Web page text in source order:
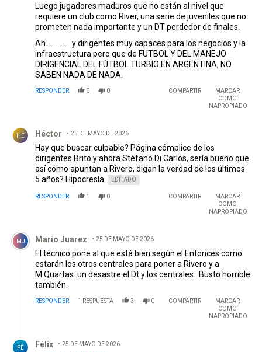
Luego jugadores maduros que no están al nivel que
requiere un club como River, una serie de juveniles que no
prometen nada importante y un DT perdedor de finales.
Ah...............y dirigentes muy capaces para los negocios y la
infraestructura pero que de FUTBOL Y DEL MANEJO
DIRIGENCIAL DEL FÚTBOL TURBIO EN ARGENTINA, NO
SABEN NADA DE NADA.
RESPONDER 0 0 COMPARTIR
MARCAR
COMO
INAPROPIADO
HÉ Héctor 25 DE MAYO DE 2026
Hay que buscar culpable? Página cómplice de los
dirigentes Brito y ahora Stéfano Di Carlos, sería bueno que
así cómo apuntan a Rivero, digan la verdad de los últimos
5 años? Hipocresía
EDITADO
RESPONDER 1 0 COMPARTIR
MARCAR
COMO
INAPROPIADO
Comentario de Mario Juarez.
MJ Mario Juarez 25 DE MAYO DE 2026
El técnico pone al que está bien según el.Entonces como
estarán los otros centrales para poner a Rivero y a
M.Quartas..un desastre el Dt y los centrales.. Busto horrible
también.
RESPONDER 1 RESPUESTA 3 0 COMPARTIR
MARCAR
COMO
INAPROPIADO
FÉ Félix
25 DE MAYO DE 2026